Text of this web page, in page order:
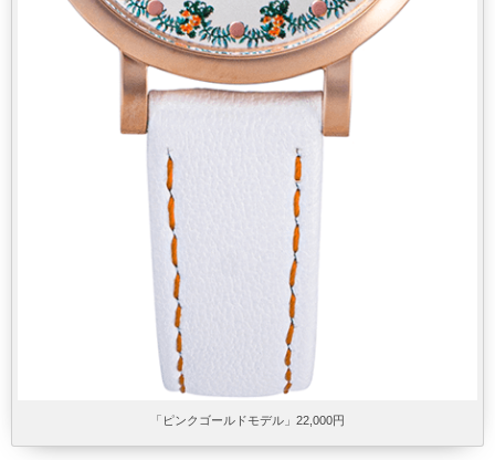
「ピンクゴールドモデル」22,000円